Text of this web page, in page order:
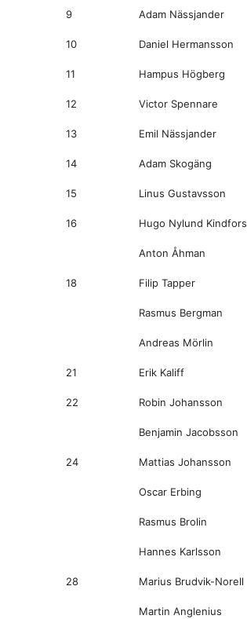
9 Adam Nässjander
10 Daniel Hermansson
11 Hampus Högberg
12 Victor Spennare
13 Emil Nässjander
14 Adam Skogäng
15 Linus Gustavsson
16 Hugo Nylund Kindfors
Anton Åhman
18 Filip Tapper
Rasmus Bergman
Andreas Mörlin
21 Erik Kaliff
22 Robin Johansson
Benjamin Jacobsson
24 Mattias Johansson
Oscar Erbing
Rasmus Brolin
Hannes Karlsson
28 Marius Brudvik-Norell
Martin Anglenius